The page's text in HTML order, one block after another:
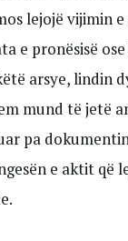
lejojë vijimin
e pronësisë
arsye, lindin
mund të jetë
pa
e aktit që